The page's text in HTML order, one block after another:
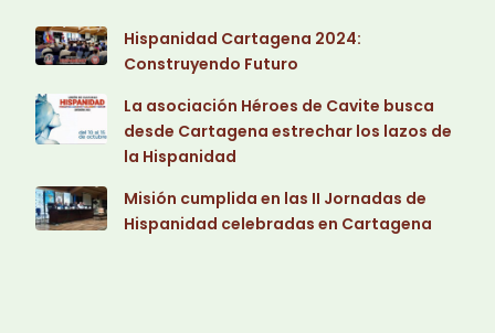
Hispanidad Cartagena 2024:
Construyendo Futuro
La asociación Héroes de Cavite busca
desde Cartagena estrechar los lazos de
la Hispanidad
Misión cumplida en las II Jornadas de
Hispanidad celebradas en Cartagena